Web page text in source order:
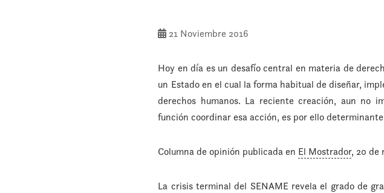
21 Noviembre 2016
Hoy en día es un desafío central en materia de
un Estado en el cual la forma habitual de diseñar,
derechos humanos. La reciente creación, aun no
función coordinar esa acción, es por ello
Columna de opinión publicada en El Mostrador, 20 de
La crisis terminal del SENAME revela el grado de